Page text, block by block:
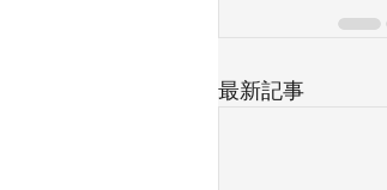
最新記事